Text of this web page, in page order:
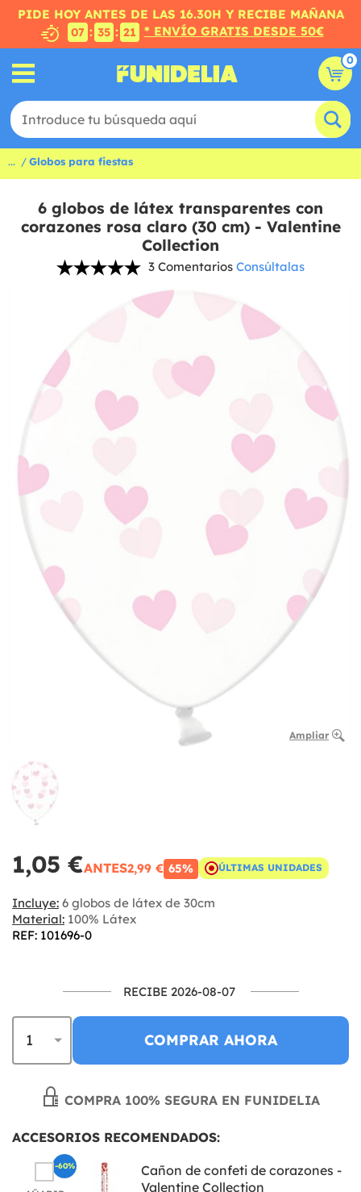
PIDE HOY ANTES DE LAS 16.30H Y RECIBE MAÑANA
07 : 35 : 20 * ENVÍO GRATIS DESDE 50€
0
... Globos para fiestas
6 globos de látex transparentes con
corazones rosa claro (30 cm) - Valentine
Collection
3 Comentarios Consúltalas
Ampliar
1,05 €ANTES2,99 € 65% ÚLTIMAS UNIDADES
Incluye: 6 globos de látex de 30cm
Material: 100% Látex
REF: 101696-0
RECIBE 2026-08-07
COMPRAR AHORA
COMPRA 100% SEGURA EN FUNIDELIA
ACCESORIOS RECOMENDADOS:
Cañon de confeti de corazones -
Valentine Collection
-60%